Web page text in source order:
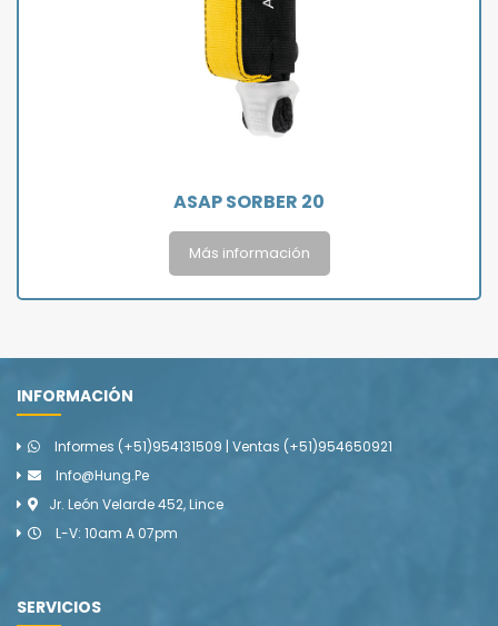
ASAP SORBER 20
Más información
INFORMACIÓN
Informes (+51)954131509 | Ventas (+51)954650921
Info@hung.pe
Jr. León Velarde 452, Lince
L-V: 10am A 07pm
SERVICIOS